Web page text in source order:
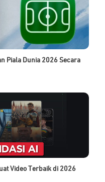
Piala Dunia 2026 Secara
Video Terbaik di 2026